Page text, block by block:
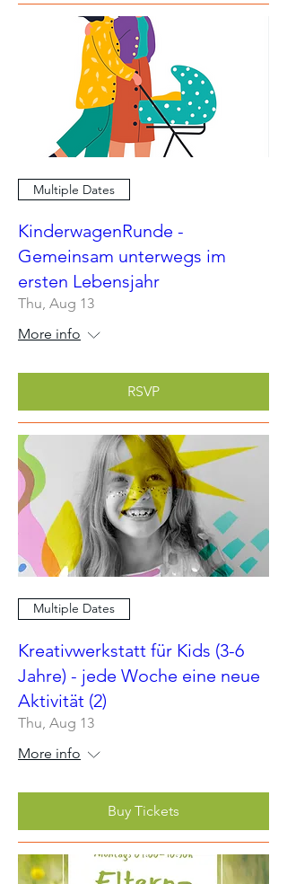
Multiple Dates
KinderwagenRunde -
Gemeinsam unterwegs im
ersten Lebensjahr
Thu, Aug 13
More info
RSVP
Multiple Dates
Kreativwerkstatt für Kids (3-6
Jahre) - jede Woche eine neue
Aktivität (2)
Thu, Aug 13
More info
Buy Tickets